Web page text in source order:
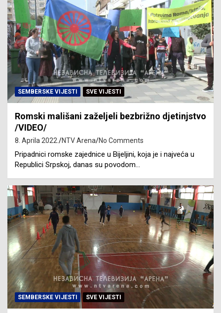
SEMBERSKE VIJESTI SVE VIJESTI
Romski mališani zaželjeli bezbrižno djetinjstvo
/VIDEO/
8. Aprila 2022. NTV Arena No Comments
Pripadnici romske zajednice u Bijeljini, koja je i najveća u
Republici Srpskoj, danas su povodom…
SEMBERSKE VIJESTI SVE VIJESTI